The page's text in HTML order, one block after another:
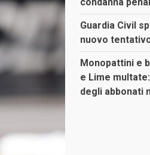
Guardia Civil
nuovo
Monopattini e
e Lime
degli abbonati